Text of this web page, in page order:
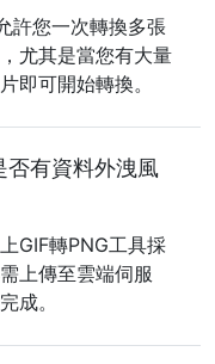
許您一次轉換多張
尤其是當您有大量
即可開始轉換。
否有資料外洩風
GIF轉PNG工具採
上傳至雲端伺服
成。